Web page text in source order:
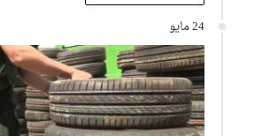
24 مايو